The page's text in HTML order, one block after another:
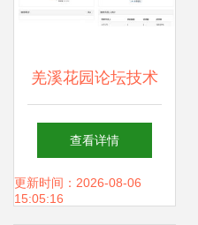
羌溪花园论坛技术
架构解析 基于
Discuz的正版教学
查看详情
更新时间：2026-08-06
15:05:16